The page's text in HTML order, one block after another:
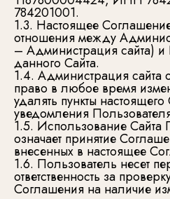
784201001.
1.3. Настоящее
отношения между
– Администрация сайта) и
данного Сайта.
1.4. Администрация сайта
право в любое время
удалять пункты
уведомления
1.5. Использование Сайта
означает принятие
внесенных в настоящее
1.6. Пользователь несет
ответственность за
Соглашения на наличие